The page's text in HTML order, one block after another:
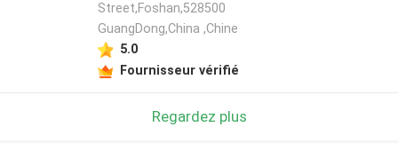
Street,Foshan,528500
GuangDong,China ,Chine
5.0
Fournisseur vérifié
Regardez plus